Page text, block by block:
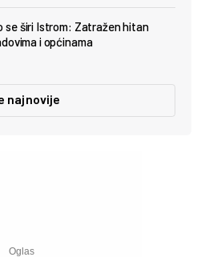
se širi Istrom: Zatražen hitan
i općinama
najnovije